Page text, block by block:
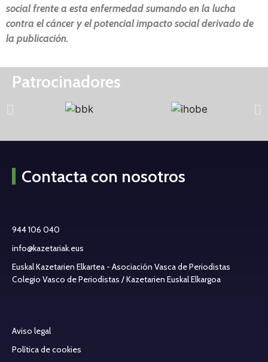
social frente a esta enfermedad sumando en la lucha
contra el cáncer y el potencial impacto social derivado de
la publicación.
Patrocinadores
Contacta con nosotros
944 106 040
info@kazetariak.eus
Euskal Kazetarien Elkartea - Asociación Vasca de Periodistas
Colegio Vasco de Periodistas / Kazetarien Euskal Elkargoa
Aviso legal
Política de cookies